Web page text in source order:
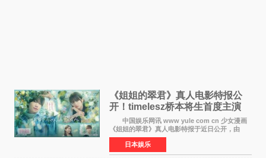
《姐姐的翠君》真人电影特报公
开！timelesz桥本将生首度主演
12月4日上映
中国娱乐网讯 www yule com cn 少女漫画
《姐姐的翠君》真人电影特报于近日公开，由
timelesz成员桥本将生担任主演，这也是他首次
担任电影主演，引发高度关注。 女高中生咲
苗翠（中岛瑠菜
日本娱乐